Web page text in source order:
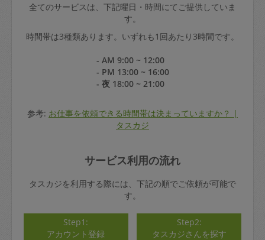
全てのサービスは、下記曜日・時間にてご提供していま
す。
時間帯は3種類あります。いずれも1回あたり3時間です。
- AM 9:00 ~ 12:00
- PM 13:00 ~ 16:00
- 夜 18:00 ~ 21:00
参考: お仕事を依頼できる時間帯は決まっていますか？ |
タスカジ
サービス利用の流れ
タスカジを利用する際には、下記の順でご依頼が可能で
す。
Step1:
アカウント登録
Step2:
タスカジさんを探す